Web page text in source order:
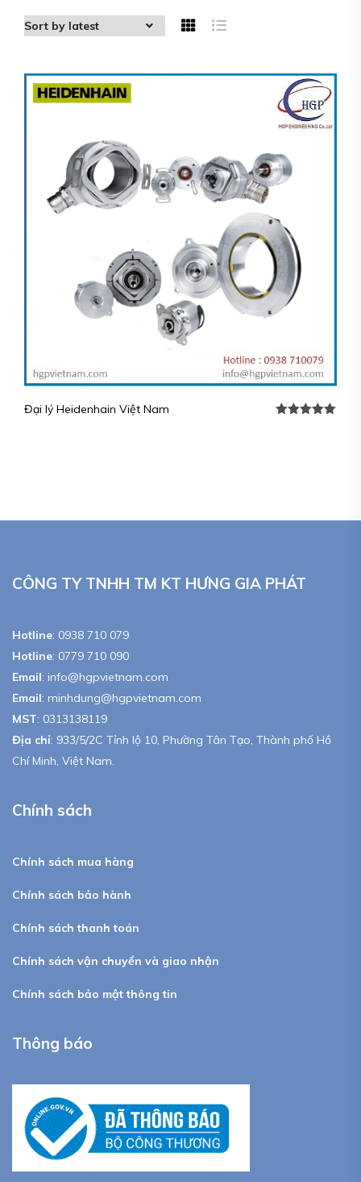
Đại lý Heidenhain Việt Nam
CÔNG TY TNHH TM KT HƯNG GIA PHÁT
Hotline: 0938 710 079
Hotline: 0779 710 090
Email: info@hgpvietnam.com
Email: minhdung@hgpvietnam.com
MST: 0313138119
Địa chỉ: 933/5/2C Tỉnh lộ 10, Phường Tân Tạo, Thành phố Hồ
Chí Minh, Việt Nam.
Chính sách
Chính sách mua hàng
Chính sách bảo hành
Chính sách thanh toán
Chính sách vận chuyển và giao nhận
Chính sách bảo mật thông tin
Thông báo